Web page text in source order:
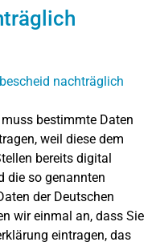
bestimmte Daten
weil diese dem
bereits digital
die so genannten
der Deutschen
wir einmal an, dass Sie
eintragen, das